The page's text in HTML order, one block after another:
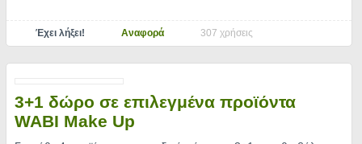
Έχει λήξει! Αναφορά 307 χρήσεις
3+1 δώρο σε επιλεγμένα προϊόντα
WABI Make Up